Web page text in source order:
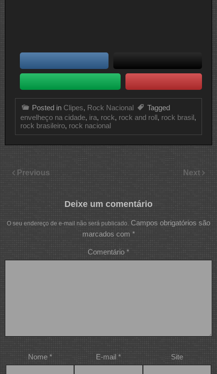
Posted in Clipes, Rock Nacional
Tagged
envelheço na cidade, ira, rock, rock and roll, rock brasil,
rock brasileiro, rock nacional
Previous Next
Deixe um comentário
O seu endereço de e-mail não será publicado. Campos obrigatórios são
marcados com *
Comentário *
Nome * E-mail * Site